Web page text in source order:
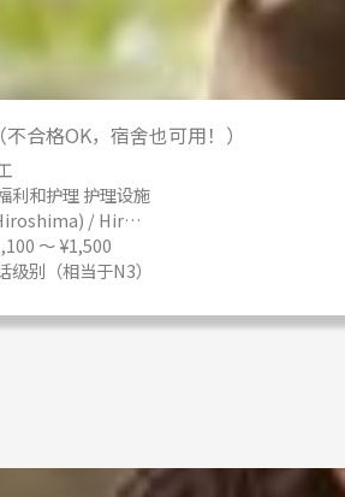
合格OK，宿舍也可用！）
利和护理 护理设施
/ Hiroshima 西条(広島) / 広島県
～ ¥1,500
级别（相当于N3）